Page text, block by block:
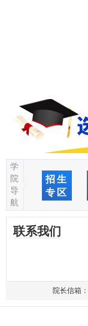
学
院
导
航
招生
专区
联系我们
院长信箱：